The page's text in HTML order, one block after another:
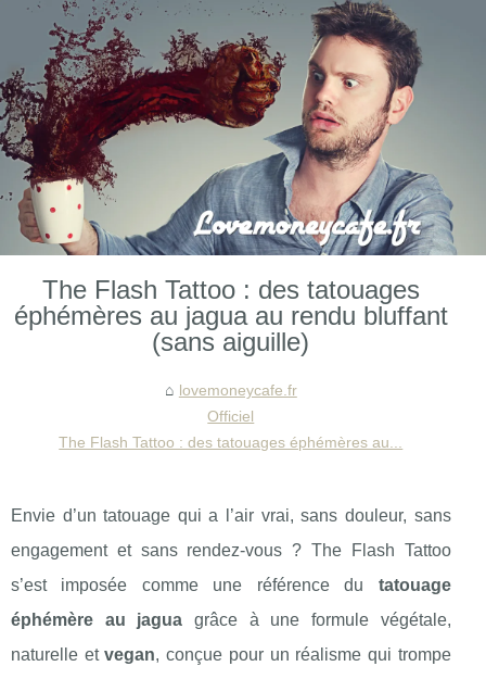
The Flash Tattoo : des tatouages
éphémères au jagua au rendu bluffant
(sans aiguille)
lovemoneycafe.fr
Officiel
The Flash Tattoo : des tatouages éphémères au...
Envie d’un tatouage qui a l’air vrai, sans douleur, sans
engagement et sans rendez-vous ? The Flash Tattoo
s’est imposée comme une référence du tatouage
éphémère au jagua grâce à une formule végétale,
naturelle etvegan, conçue pour un réalisme qui trompe